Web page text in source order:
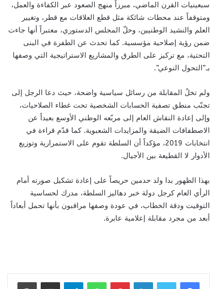
سبعينيات القرن الماضي، مبرزاً منهج الصعود عبر الكفاءة والعمل،
ومتوقفاً عند محطات شائكة مثل قطع العلاقات مع قطر، وتغيير
العلم والنشيد الوطنيين، وحلّ المجلس الدستوري، معتبراً أنها جاءت
ضمن رؤية إصلاحية مؤسسية. كما تحدث عن الطفرة في البنى
التحتية، مع تركيز على الطرق والمشاريع الاستراتيجية التي وصفها
بـ”التحول النوعي”.
ولم تخلُ المقابلة من رسائل سياسية واضحة، حيث دعا الرجل إلى
تجنّب منطق تصفية الحسابات الشخصية تحت غطاء الصلاحيات،
وإلى إعادة النقاش العام إلى مربّعه الوطني الأوسع بعيداً عن
الاصطفافات الضيقة والمزايدات الشعبوية. كما قدّم قراءة في
انتخابات 2019، مؤكداً أن السلطة تقوم على الاستمرارية وتوزيع
الأدوار لا القطيعة بين الأجيال.
بهذا الظهور بدا ولد حدمين حريصاً على إعادة تشكيل صورته أمام
الرأي العام كرجل دولة خبر دهاليز السلطة، مدرك لحساسية
التوقيت ودقة الخطاب، في عودة وصفها مراقبون بأنها تحمل أبعاداً
أبعد من مجرد مقابلة إعلامية عابرة.
لينكدإن بينتيريستواتساب تيلقرام مشاركة عبر البريد طباعة